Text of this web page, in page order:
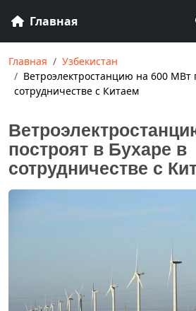
Главная
Главная
Узбекистан
Ветроэлектростанцию на 600 МВт
сотрудничестве с Китаем
построят в Бухаре в
сотрудничестве с